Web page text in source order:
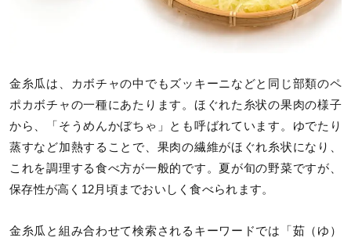
金糸瓜は、カボチャの中でもズッキーニなどと同じ部類のペ
ポカボチャの一種にあたります。ほぐれた糸状の果肉の様子
から、「そうめんかぼちゃ」とも呼ばれています。ゆでたり
蒸すなど加熱することで、果肉の繊維がほぐれ糸状になり、
これを調理する食べ方が一般的です。夏が旬の野菜ですが、
保存性が高く12月頃までおいしく食べられます。
金糸瓜と組み合わせて検索されるキーワードでは「茹（ゆ）